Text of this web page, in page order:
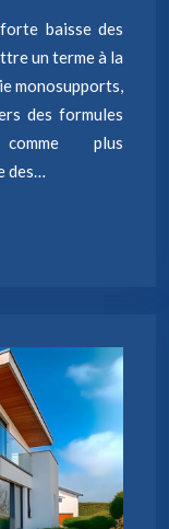
baisse des
un terme à la
monosupports,
des formules
comme plus
des…